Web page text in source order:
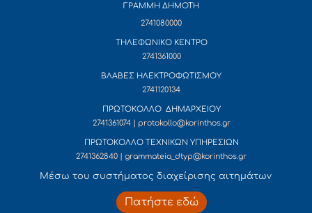
ΓΡΑΜΜΗ ΔΗΜΟΤΗ
2741080000
ΤΗΛΕΦΩΝΙΚΟ ΚΕΝΤΡΟ
2741361000
ΒΛΑΒΕΣ ΗΛΕΚΤΡΟΦΩΤΙΣΜΟΥ
2741120134
ΠΡΩΤΟΚΟΛΛΟ ΔΗΜΑΡΧΕΙΟΥ
2741361074 | protokollo@korinthos.gr
ΠΡΩΤΟΚΟΛΛΟ ΤΕΧΝΙΚΩΝ ΥΠΗΡΕΣΙΩΝ
2741362840 | grammateia_dtyp@korinthos.gr
Mέσω του συστήματος διαχείρισης αιτημάτων
Πατήστε εδώ